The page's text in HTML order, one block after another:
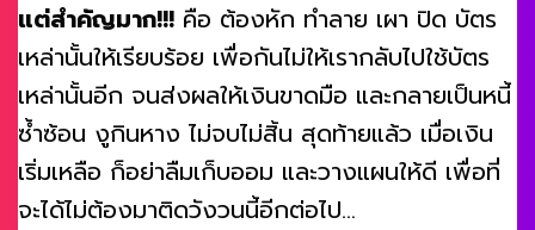
แต่สำคัญมาก!!! คือ ต้องหัก ทำลาย เผา ปิด บัตร
เหล่านั้นให้เรียบร้อย เพื่อกันไม่ให้เรากลับไปใช้บัตร
เหล่านั้นอีก จนส่งผลให้เงินขาดมือ และกลายเป็นหนี้
ซ้ำซ้อน งูกินหาง ไม่จบไม่สิ้น สุดท้ายแล้ว เมื่อเงิน
เริ่มเหลือ ก็อย่าลืมเก็บออม และวางแผนให้ดี เพื่อที่
จะได้ไม่ต้องมาติดวังวนนี้อีกต่อไป…